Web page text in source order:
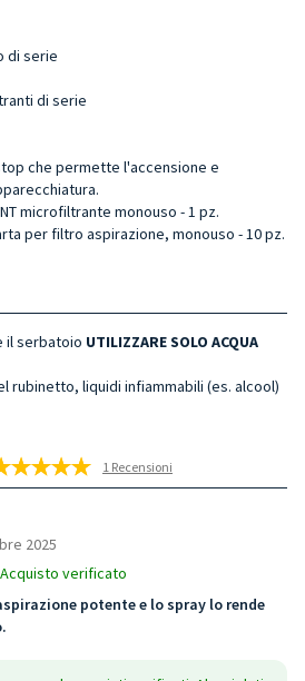
di serie
di serie
che permette l'accensione e
microfiltrante monouso - 1 pz.
per filtro aspirazione, monouso - 10 pz.
il serbatoio UTILIZZARE SOLO ACQUA
rubinetto, liquidi infiammabili (es. alcool)
1 Recensioni
2025
Acquisto verificato
potente e lo spray lo rende